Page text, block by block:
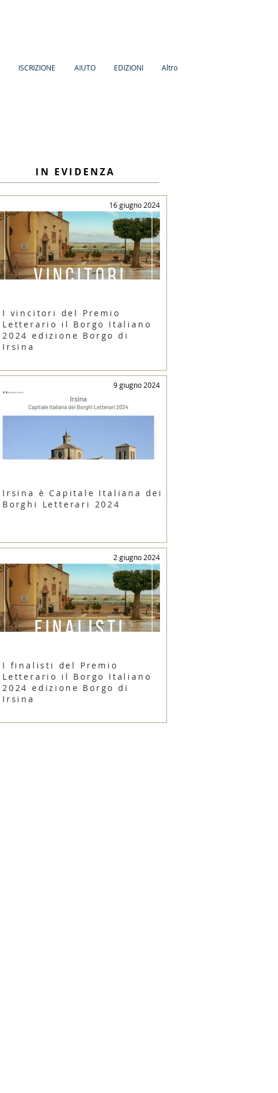
ISCRIZIONE AIUTO EDIZIONI Altro
16 giugno 2024
I vincitori del Premio
Letterario il Borgo Italiano
2024 edizione Borgo di
Irsina
9 giugno 2024
Irsina è Capitale Italiana dei
Borghi Letterari 2024
2 giugno 2024
I finalisti del Premio
Letterario il Borgo Italiano
2024 edizione Borgo di
Irsina
IN EVIDENZA